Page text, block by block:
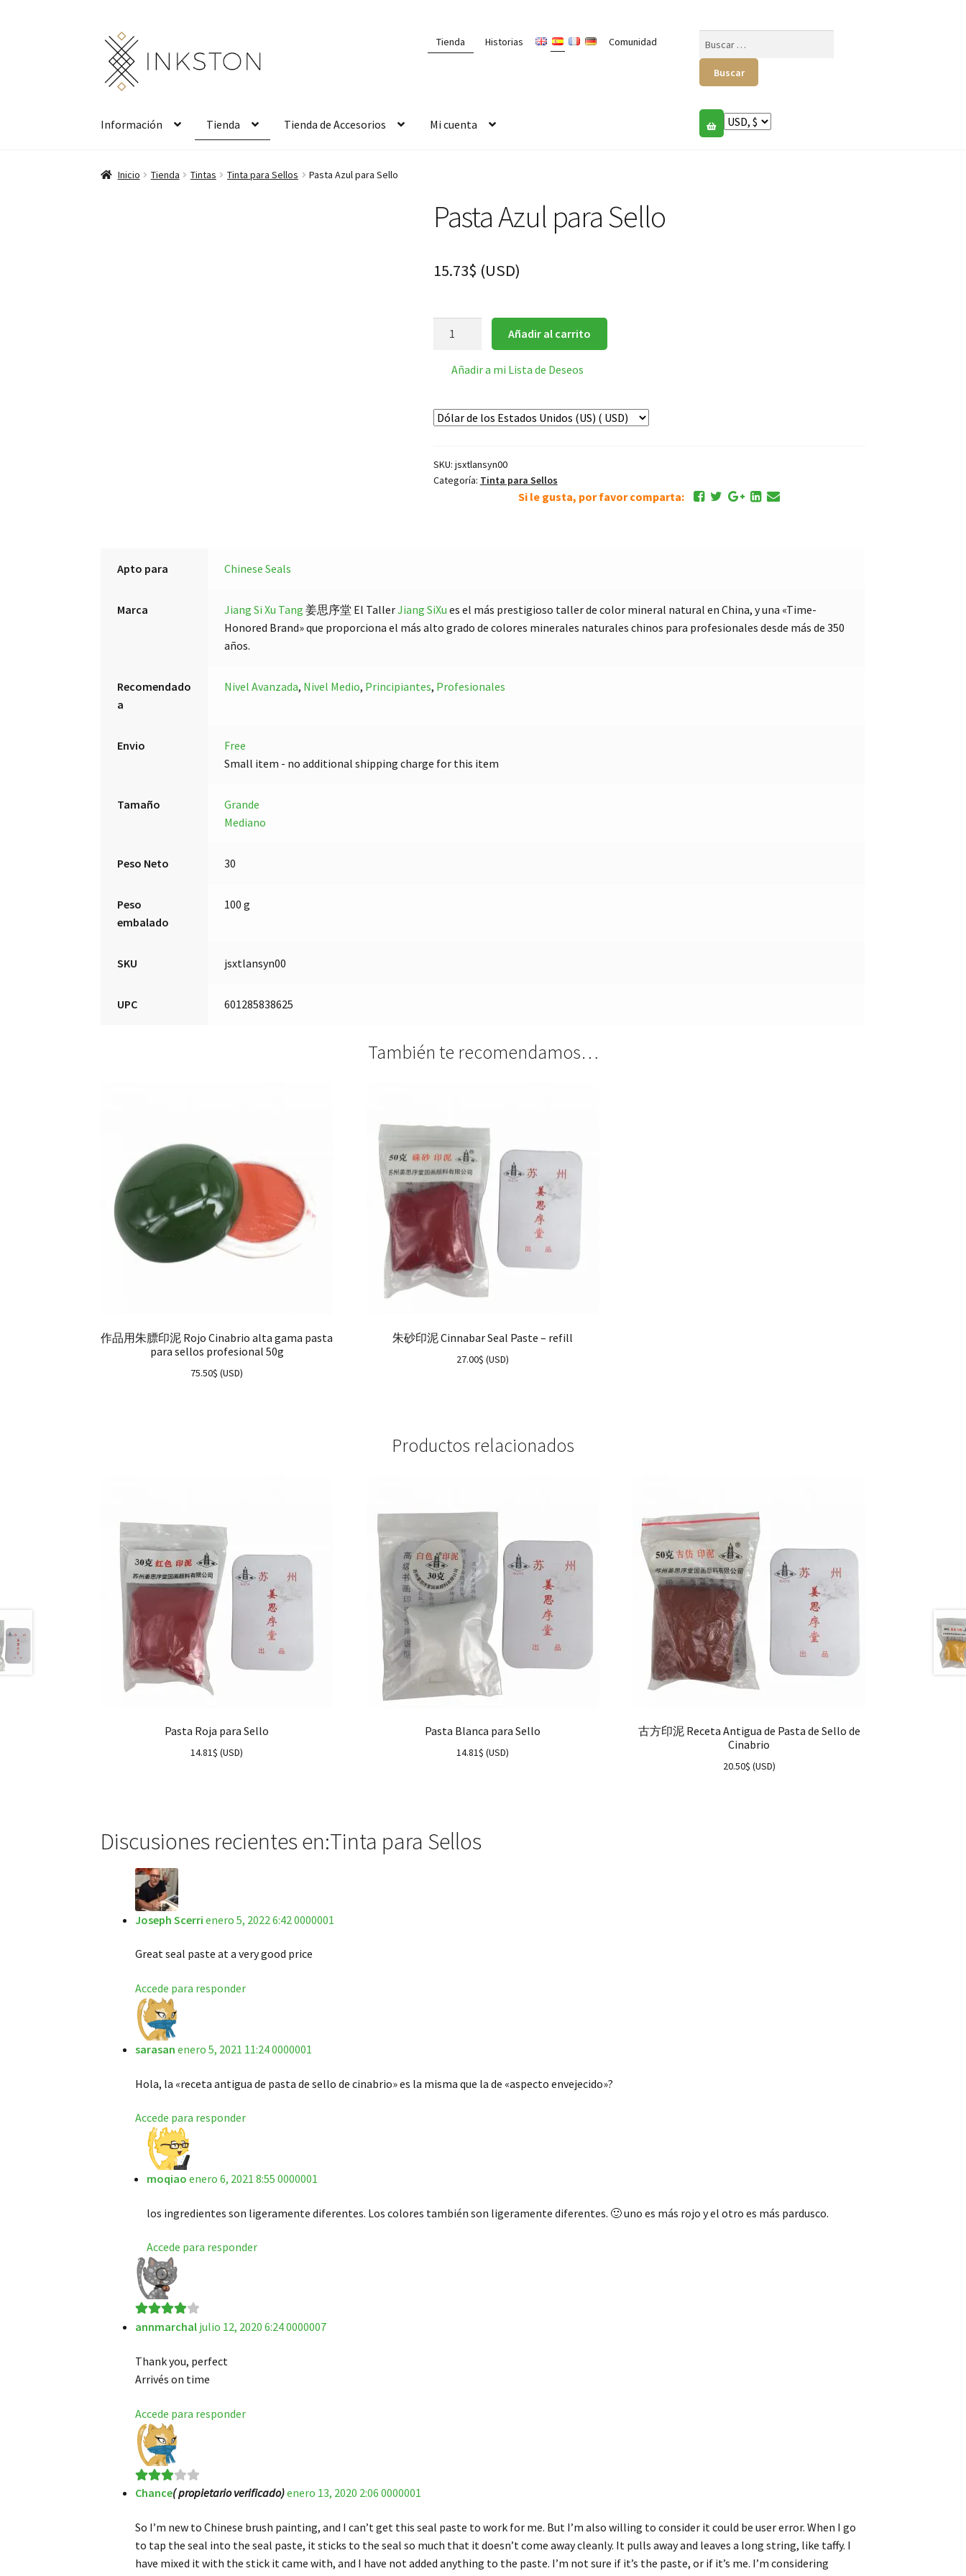
Ir
la
navegación
Ir
contenido
Tienda Historias Comunidad
Información Tienda Tienda de Accesorios Mi cuenta
Inicio Tienda Tintas Tinta para Sellos Pasta Azul para Sello
Pasta Azul para Sello
15.73$ (USD)
Añadir al carrito
Añadir a mi Lista de Deseos
SKU: jsxtlansyn00
Categoría: Tinta para Sellos
Si le gusta, por favor comparta:
Apto para Chinese Seals
Marca Jiang Si Xu Tang 姜思序堂 El TallerJiang SiXu es el más prestigioso taller de color mineral natural en China, y una «Time-
Honored Brand» que proporciona el más alto grado de colores minerales naturales chinos para profesionales desde más de 350
años.
Recomendado
a
Nivel Avanzada, Nivel Medio, Principiantes, Profesionales
Envio
Free
Small item - no additional shipping charge for this item
Tamaño
Grande
Mediano
Peso Neto 30
Peso
embalado
100 g
SKU jsxtlansyn00
UPC 601285838625
También te recomendamos…
作品用朱膘印泥 Rojo Cinabrio alta gama pasta
para sellos profesional 50g
75.50$ (USD)
朱砂印泥 Cinnabar Seal Paste – refill
27.00$ (USD)
Productos relacionados
Pasta Roja para Sello
14.81$ (USD)
Pasta Blanca para Sello
14.81$ (USD)
古方印泥 Receta Antigua de Pasta de Sello de
Cinabrio
20.50$ (USD)
Discusiones recientes en:Tinta para Sellos
Joseph Scerri enero 5, 2022 6:42 0000001
Great seal paste at a very good price
Accede para responder
sarasan enero 5, 2021 11:24 0000001
Hola, la «receta antigua de pasta de sello de cinabrio» es la misma que la de «aspecto envejecido»?
Accede para responder
moqiao enero 6, 2021 8:55 0000001
los ingredientes son ligeramente diferentes. Los colores también son ligeramente diferentes. 🙂 uno es más rojo y el otro es más pardusco.
Accede para responder
Valorado
annmarchal julio 12, 2020 6:24 0000007
Thank you, perfect
Arrivés on time
Accede para responder
Valorad
de 5
Chance( propietario verificado)enero 13, 2020 2:06 0000001
So I’m new to Chinese brush painting, and I can’t get this seal paste to work for me. But I’m also willing to consider it could be user error. When I go
to tap the seal into the seal paste, it sticks to the seal so much that it doesn’t come away cleanly. It pulls away and leaves a long string, like taffy. I
have mixed it with the stick it came with, and I have not added anything to the paste. I’m not sure if it’s the paste, or if it’s me. I’m considering